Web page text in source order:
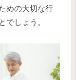
めの大切な行
でしょう。